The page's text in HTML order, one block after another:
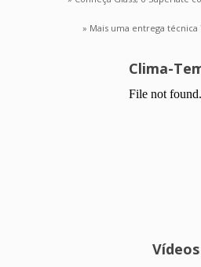
» Mais uma entrega
Clima-
Vídeos